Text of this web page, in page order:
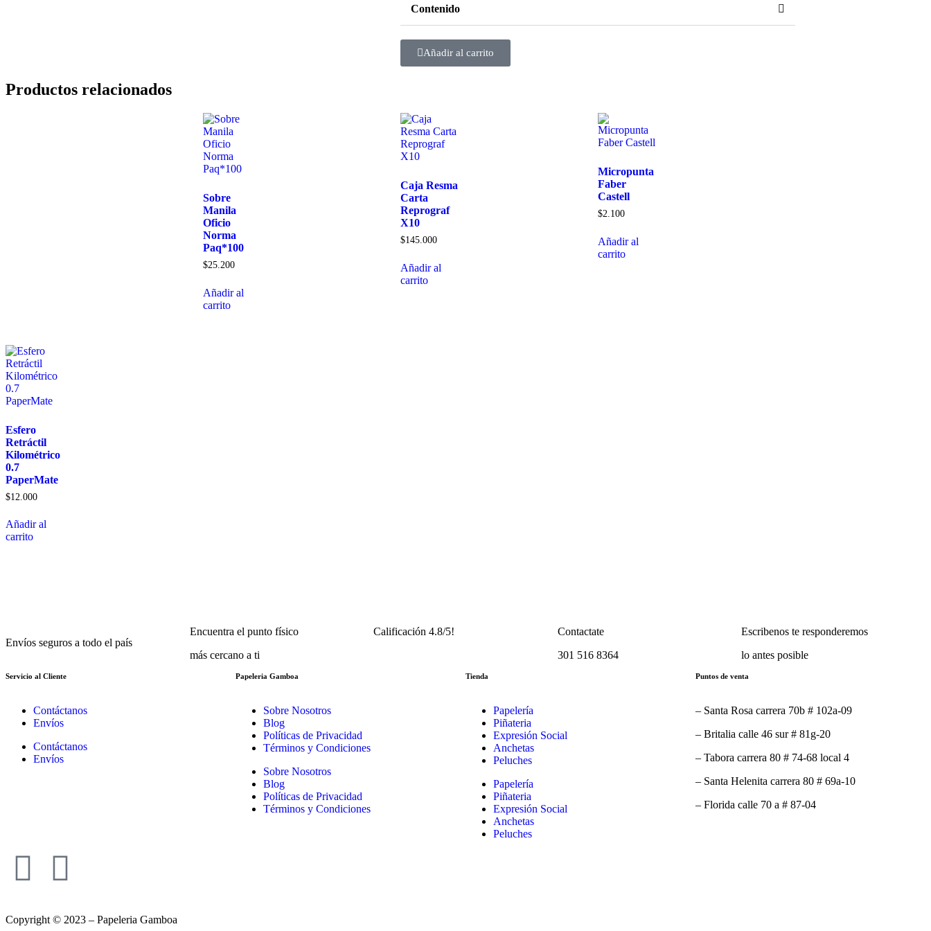
Contenido
Añadir al carrito
Productos relacionados
Sobre
Manila
Oficio
Norma
Paq*100
$25.200
Añadir al
carrito
Caja Resma
Carta
Reprograf
X10
$145.000
Añadir al
carrito
Micropunta
Faber
Castell
$2.100
Añadir al
carrito
Esfero
Retráctil
Kilométrico
0.7
PaperMate
$12.000
Añadir al
carrito
Envíos seguros a todo el país
Encuentra el punto físico
más cercano a ti
Calificación 4.8/5!
Contactate
301 516 8364
Escribenos te responderemos
lo antes posible
Servicio al Cliente
Contáctanos
Envíos
Contáctanos
Envíos
Papeleria Gamboa
Sobre Nosotros
Blog
Políticas de Privacidad
Términos y Condiciones
Sobre Nosotros
Blog
Políticas de Privacidad
Términos y Condiciones
Tienda
Papelería
Piñateria
Expresión Social
Anchetas
Peluches
Papelería
Piñateria
Expresión Social
Anchetas
Peluches
Puntos de venta
– Santa Rosa carrera 70b # 102a-09
– Britalia calle 46 sur # 81g-20
– Tabora carrera 80 # 74-68 local 4
– Santa Helenita carrera 80 # 69a-10
– Florida calle 70 a # 87-04
Copyright © 2023 – Papeleria Gamboa